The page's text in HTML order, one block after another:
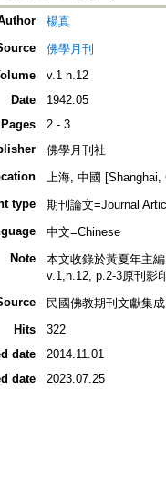
楊真
佛學月刊
v.1 n.12
Date
1942.05
Pages
2 - 3
佛學月刊社
上海, 中國 [Shanghai,
type
期刊論文=Journal
中文=Chinese
Note
本文收錄於黃夏年主
v.1,n.12, p.2-3原刊影
民國佛教期刊文獻集
Hits
322
date
2014.11.01
date
2023.07.25